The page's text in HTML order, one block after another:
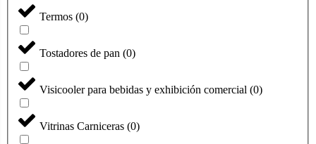
Termos (0)
Tostadores de pan (0)
Visicooler para bebidas y exhibición comercial (0)
Vitrinas Carniceras (0)